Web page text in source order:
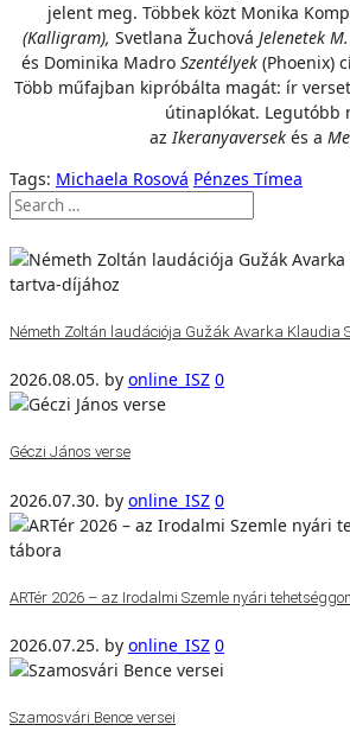
jelent meg. Többek közt Monika
(Kalligram), Svetlana Žuchová Jelenetek
és Dominika Madro Szentélyek (Phoenix)
Több műfajban kipróbálta magát: ír
útinaplókat. Legutóbb
azIkeranyaversek és a
Tags: Michaela Rosová Pénzes Tímea
Németh Zoltán laudációja Gužák Avarka Klaudia
2026.08.05. by online_ISZ 0
Géczi János verse
2026.07.30. by online_ISZ 0
ARTér 2026 – az Irodalmi Szemle nyári
2026.07.25. by online_ISZ 0
Szamosvári Bence versei